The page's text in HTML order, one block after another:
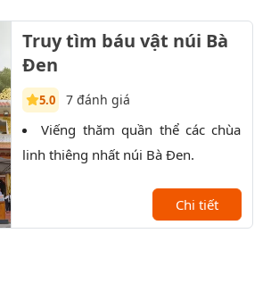
Truy tìm báu vật núi Bà
Đen
5.0 7 đánh giá
Viếng thăm quần thể các chùa
linh thiêng nhất núi Bà Đen.
Chi tiết